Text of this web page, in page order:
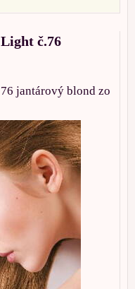
č.76
jantárový blond zo